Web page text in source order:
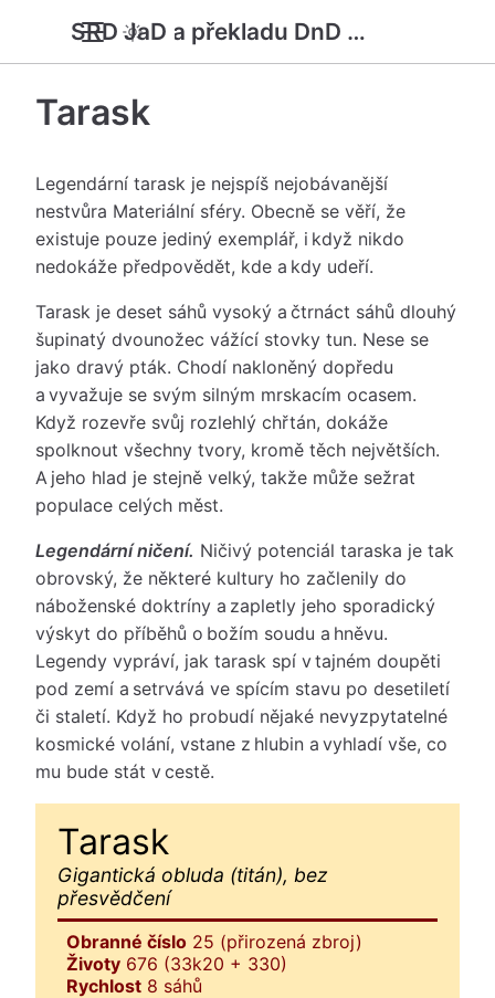
SRD JaD a překladu DnD 5e
Tarask
Legendární tarask je nejspíš nejobávanější
nestvůra Materiální sféry. Obecně se věří, že
existuje pouze jediný exemplář, i když nikdo
nedokáže předpovědět, kde a kdy udeří.
Tarask je deset sáhů vysoký a čtrnáct sáhů dlouhý
šupinatý dvounožec vážící stovky tun. Nese se
jako dravý pták. Chodí nakloněný dopředu
a vyvažuje se svým silným mrskacím ocasem.
Když rozevře svůj rozlehlý chřtán, dokáže
spolknout všechny tvory, kromě těch největších.
A jeho hlad je stejně velký, takže může sežrat
populace celých měst.
Legendární ničení. Ničivý potenciál taraska je tak
obrovský, že některé kultury ho začlenily do
náboženské doktríny a zapletly jeho sporadický
výskyt do příběhů o božím soudu a hněvu.
Legendy vypráví, jak tarask spí v tajném doupěti
pod zemí a setrvává ve spícím stavu po desetiletí
či staletí. Když ho probudí nějaké nevyzpytatelné
kosmické volání, vstane z hlubin a vyhladí vše, co
mu bude stát v cestě.
Tarask
Gigantická obluda (titán), bez
přesvědčení
Obranné číslo 25 (přirozená zbroj)
Životy 676 (33k20 + 330)
Rychlost 8 sáhů